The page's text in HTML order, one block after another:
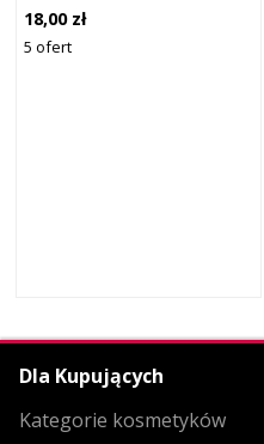
18,00 zł
5 ofert
Dla Kupujących
Kategorie kosmetyków